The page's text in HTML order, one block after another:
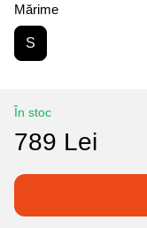
Mărime
S
În stoc
789 Lei